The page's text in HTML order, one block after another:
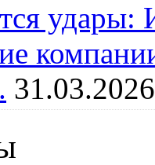
31.03.2026